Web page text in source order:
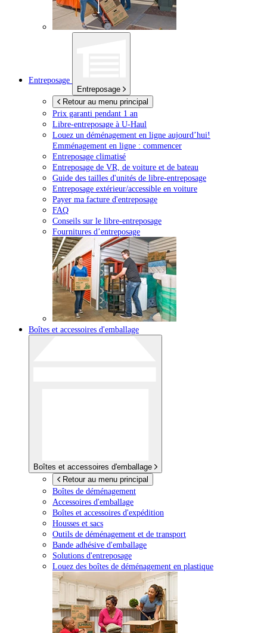
Entreposage
Entreposage
Retour au menu principal
Prix garanti pendant 1 an
Libre-entreposage à U-Haul
Louez un déménagement en ligne aujourd’hui!
Emménagement en ligne : commencer
Entreposage climatisé
Entreposage de VR, de voiture et de bateau
Guide des tailles d'unités de libre-entreposage
Entreposage extérieur/accessible en voiture
Payer ma facture d'entreposage
FAQ
Conseils sur le libre-entreposage
Fournitures d’entreposage
Boîtes et accessoires d'emballage
Boîtes et accessoires d'emballage
Retour au menu principal
Boîtes de déménagement
Accessoires d'emballage
Boîtes et accessoires d'expédition
Housses et sacs
Outils de déménagement et de transport
Bande adhésive d'emballage
Solutions d'entreposage
Louez des boîtes de déménagement en plastique